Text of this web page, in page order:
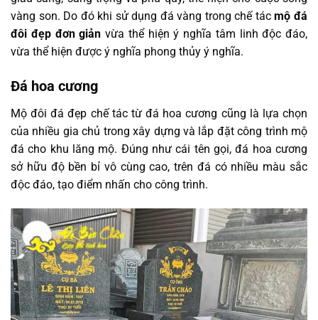
vàng son. Do đó khi sử dụng đá vàng trong chế tácmộ đá
đôi đẹp đơn giản vừa thể hiện ý nghĩa tâm linh độc đáo,
vừa thể hiện được ý nghĩa phong thủy ý nghĩa.
Đá hoa cương
Mộ đôi đá đẹp chế tác từ đá hoa cương cũng là lựa chọn
của nhiều gia chủ trong xây dựng và lắp đặt công trình mộ
đá cho khu lăng mộ. Đúng như cái tên gọi, đá hoa cương
sở hữu độ bền bỉ vô cùng cao, trên đá có nhiều màu sắc
độc đáo, tạo điểm nhấn cho công trình.